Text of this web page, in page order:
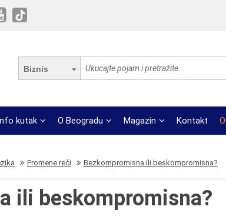
Biznis
kutak O Beogradu Magazin Kontakt
Promene reči Bezkompromisna ili beskompromisna?
ili beskompromisna?